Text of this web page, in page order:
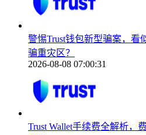
警惕Trust钱包新型骗案，看
骗重灾区？
2026-08-08 07:00:31
Trust Wallet手续费全解析，